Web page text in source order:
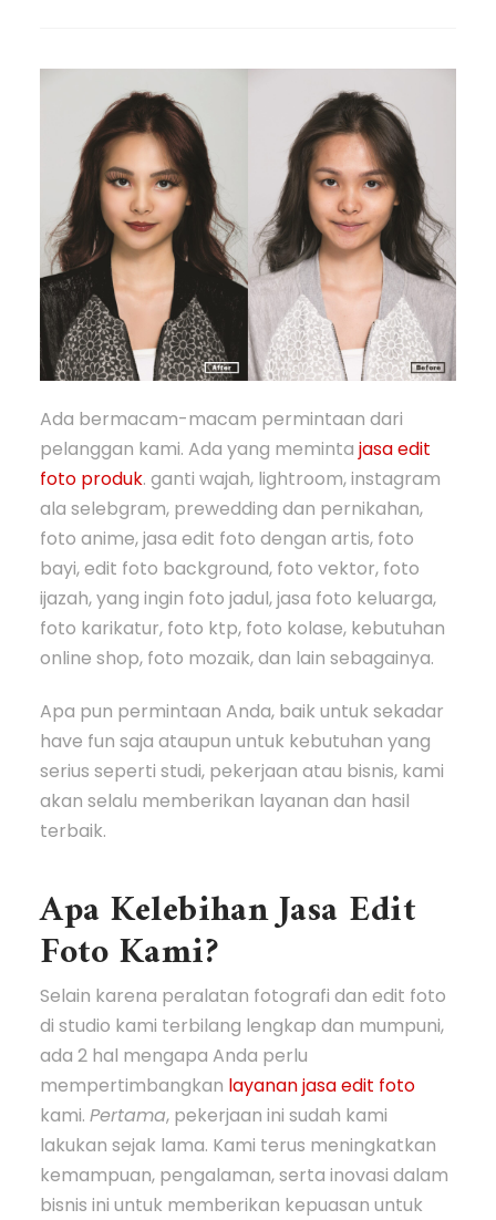
Ada bermacam-macam permintaan dari
pelanggan kami. Ada yang memintajasa edit
foto produk. ganti wajah, lightroom, instagram
ala selebgram, prewedding dan pernikahan,
foto anime, jasa edit foto dengan artis, foto
bayi, edit foto background, foto vektor, foto
ijazah, yang ingin foto jadul, jasa foto keluarga,
foto karikatur, foto ktp, foto kolase, kebutuhan
online shop, foto mozaik, dan lain sebagainya.
Apa pun permintaan Anda, baik untuk sekadar
have fun saja ataupun untuk kebutuhan yang
serius seperti studi, pekerjaan atau bisnis, kami
akan selalu memberikan layanan dan hasil
terbaik.
Apa Kelebihan Jasa Edit
Foto Kami?
Selain karena peralatan fotografi dan edit foto
di studio kami terbilang lengkap dan mumpuni,
ada 2 hal mengapa Anda perlu
mempertimbangkan layanan jasa edit foto
kami.Pertama, pekerjaan ini sudah kami
lakukan sejak lama. Kami terus meningkatkan
kemampuan, pengalaman, serta inovasi dalam
bisnis ini untuk memberikan kepuasan untuk